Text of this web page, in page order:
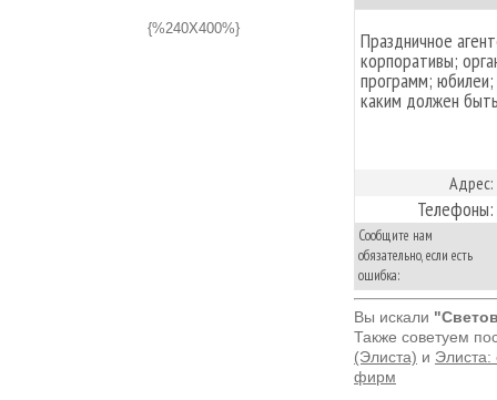
{%240X400%} Праздничное
корпоративы;
программ;
каким должен
Адрес:
Телефоны:
Сообщите нам
обязательно, если есть
ошибка:
Вы искали
Также советуем
(Элиста) и Элиста:
фирм